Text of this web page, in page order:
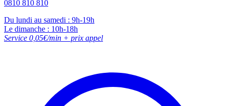
0810 810 810
Du lundi au samedi : 9h-19h
Le dimanche : 10h-18h
Service 0,05€/min + prix appel